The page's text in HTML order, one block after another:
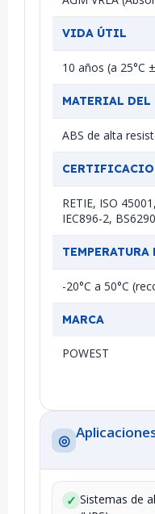
VIDA ÚTIL
10 años (a 25°C
MATERIAL DEL
ABS de alta
RETIE, ISO
IEC896-2,
-20°C a 50°C
MARCA
POWEST
◎
✓ Sistemas de